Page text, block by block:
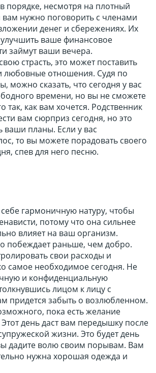
порядке, несмотря на плотный
вам нужно поговорить с членами
денег и сбережениях. Их
ваше финансовое
займут ваши вечера.
страсть, это может поставить
любовные отношения. Судя по
можно сказать, что сегодня у вас
времени, но вы не сможете
так, как вам хочется. Родственник
вам сюрприз сегодня, но это
планы. Если у вас
то вы можете порадовать своего
спев для него песню.
гармоничную натуру, чтобы
потому что она сильнее
влияет на ваш организм.
побеждает раньше, чем добро.
свои расходы и
самое необходимое сегодня. Не
и конфиденциальную
лицом к лицу с
придется забыть о возлюбленном.
пока есть желание
день даст вам передышку после
жизни. Это будет день
дадите волю своим порывам. Вам
нужна хорошая одежда и